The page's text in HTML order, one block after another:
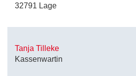
32791 Lage
Tanja Tilleke
Kassenwartin